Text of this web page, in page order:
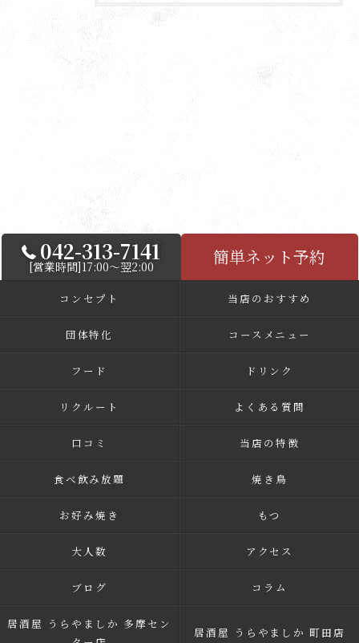
042-313-7141
[営業時間]17:00～翌2:00 簡単ネット予約
コンセプト 当店のおすすめ
団体特化 コースメニュー
フード ドリンク
リクルート よくある質問
口コミ 当店の特徴
食べ飲み放題 焼き鳥
お好み焼き もつ
大人数 アクセス
ブログ コラム
居酒屋 うらやましか 多摩セン
居酒屋 うらやましか 町田店